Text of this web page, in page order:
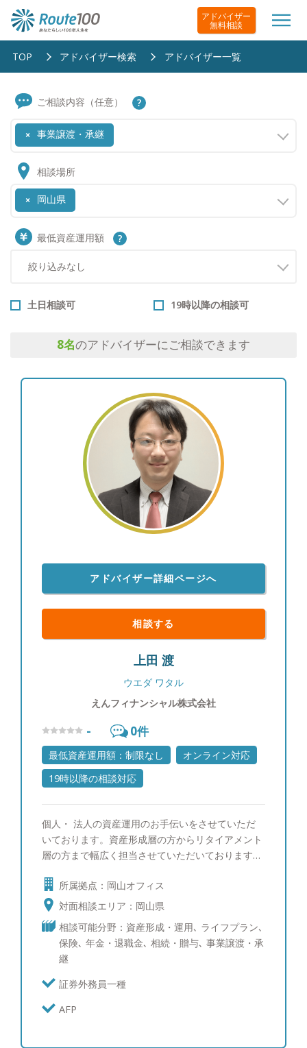
アドバイザー
無料相談
TOP アドバイザー検索 アドバイザー一覧
ご相談内容（任意）
× 事業譲渡・承継
相談場所
× 岡山県
最低資産運用額
土日相談可 19時以降の相談可
8名のアドバイザーにご相談できます
アドバイザー詳細ページへ
相談する
上田 渡
ウエダ ワタル
えんフィナンシャル株式会社
- 0件
最低資産運用額：制限なし
オンライン対応
19時以降の相談対応
個人・ 法人の資産運用のお手伝いをさせていただ
いております。資産形成層の方からリタイアメント
層の方まで幅広く担当させていただいております。
ただくことが多くなっており、お子様の教育資金の
ことから将来設計そして相続対策まで相談内容も多
岐にわたるアドバイスをさせていただいておりま
す。また各士業と連携しておりますのでワンストッ
プでご相談を解決することが可能です。相談料無料
ですのでお気軽にご相談ください。
所属拠点：岡山オフィス
対面相談エリア：岡山県
相談可能分野：資産形成・運用､ ライフプラン､
保険､ 年金・退職金､ 相続・贈与､ 事業譲渡・承
継
証券外務員一種
AFP